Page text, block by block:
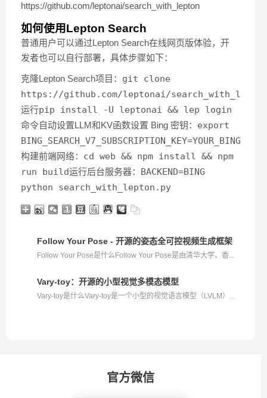
https://github.com/leptonai/search_with_lepton
如何使用Lepton Search
普通用户可以通过Lepton Search在线网页版体验，开
发者也可以自行部署，具体步骤如下：
克隆Lepton Search项目： git clone
https://github.com/leptonai/
运行pip install -U leptonai && lep login
命令自动设置LLM和KV函数设置 Bing 密钥： export
构建前端网络： cd web && npm install && npm
run build运行后台服务器：
BACKEND=BING
python search_with_lepton.py
Follow Your Pose - 开源的姿态全可控视频生成框架
Follow Your Pose是什么Follow Your Pose是由清华大学、香...
Vary-toy：开源的小型视觉多模态模型
Vary-toy是什么Vary-toy是一个小型的视觉语言模型（LVLM）...
官方微信